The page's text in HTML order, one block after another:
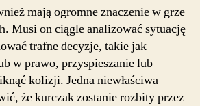
mają ogromne znaczenie w grze
Musi on ciągle analizować sytuację
trafne decyzje, takie jak
w prawo, przyspieszanie lub
kolizji. Jedna niewłaściwa
że kurczak zostanie rozbity przez